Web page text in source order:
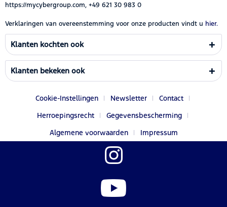
https://mycybergroup.com, +49 621 30 983 0
Verklaringen van overeenstemming voor onze producten vindt u hier.
Klanten kochten ook
Klanten bekeken ook
Cookie-Instellingen Newsletter
Contact
Herroepingsrecht
Gegevensbescherming
Algemene voorwaarden
Impressum